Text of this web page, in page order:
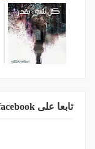
تابعا على facebook